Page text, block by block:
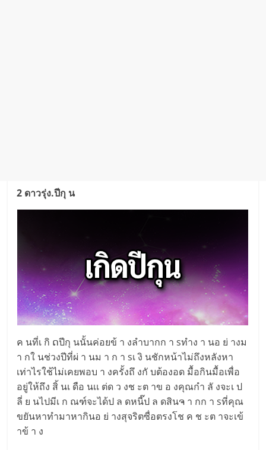
2 ดาวรุ่ง.ปีกุ น
ค นที่เ กิ ດปีกุ นนั้นค่อยข้ า งลำบากก า sทำง า นอ ย่ างม
า กใ นช่วงปีที่ผ่ า นม า ก า sเ งิ นชักหน้าไม่ถึงหลังหา
เท่าไรใช้ไม่เคยพอบ า งครั้งถึ งกั บต้องอด มื้อกินมื้อเพื่อ
อยู่ให้ถึง สิ้ นเ ดือ นเเ ต่ด ว งช ะต าข อ งคุณกำ ลั งจะเ ป
ลี่ ย นไปมีเ ก ณฑ์จะได้ป ล ดหนี๊ป ล ดสินຈ า กก า sที่คุณ
ขยันหาทำมาหากินอ ย่ างสุจริตซื่อตรงโช ค ช ะต าจะเข้
าข้ า ง